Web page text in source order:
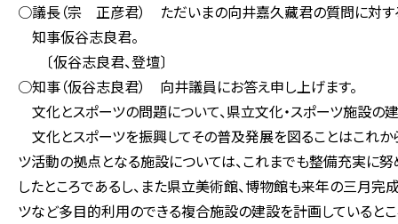
○議長（宗 正彦君） ただいまの向井嘉久藏君の質問に対す
知事仮谷志良君。
〔仮谷志良君、登壇〕
○知事（仮谷志良君） 向井議員にお答え申し上げます。
文化とスポーツの問題について、県立文化・スポーツ施設の
文化とスポーツを振興してその普及発展を図ることはこれか
ツ活動の拠点となる施設については、これまでも整備充実に努
したところであるし、また県立美術館、博物館も来年の三月
ツなど多目的利用のできる複合施設の建設を計画しているとこ